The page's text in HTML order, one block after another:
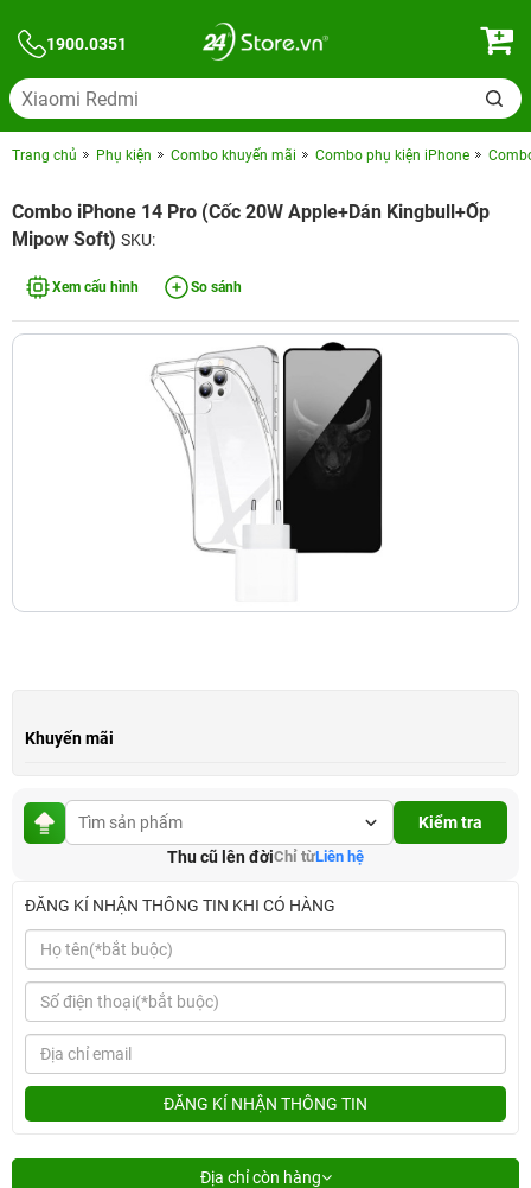
1900.0351
Trang chủ Phụ kiện Combo khuyến mãi Combo phụ kiện iPhone
Combo iPhone 14 Pro (Cốc 20W Apple+Dán Kingbull+Ốp
Mipow Soft) SKU:
Xem cấu hình So sánh
Khuyến mãi
Kiểm tra
Thu cũ lên đờiChỉ từLiên hệ
ĐĂNG KÍ NHẬN THÔNG TIN KHI CÓ HÀNG
ĐĂNG KÍ NHẬN THÔNG TIN
Địa chỉ còn hàng